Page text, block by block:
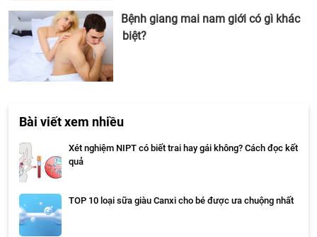
Bệnh giang mai nam giới có gì khác
biệt?
Bài viết xem nhiều
Xét nghiệm NIPT có biết trai hay gái không? Cách đọc kết
quả
TOP 10 loại sữa giàu Canxi cho bé được ưa chuộng nhất